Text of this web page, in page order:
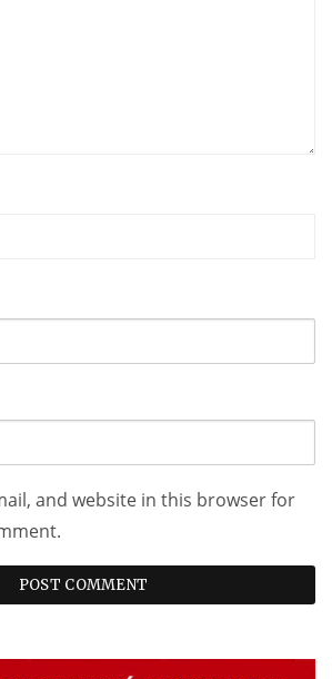
and website in this browser for